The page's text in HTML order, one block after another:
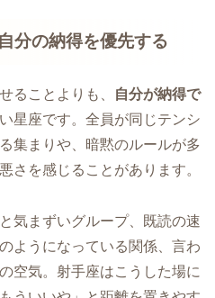
分の納得を優先する
ることよりも、
自分が納得で
星座です。全員が同じテンシ
集まりや、暗黙のルールが多
さを感じることがあります。
気まずいグループ、既読の速
ようになっている関係、言わ
空気。射手座はこうした場に